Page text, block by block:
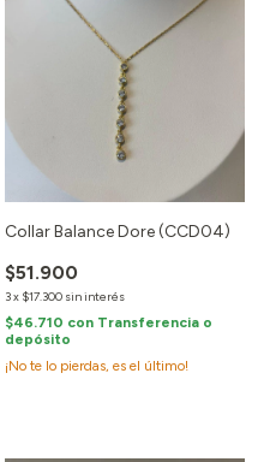
Collar Balance Dore (CCD04)
$51.900
3x $17.300 sin interés
$46.710 con Transferencia o
depósito
¡No te lo pierdas, es el último!